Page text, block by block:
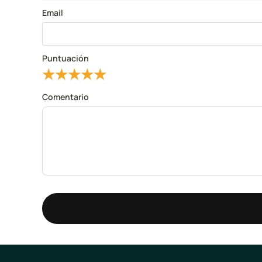
Email
Puntuación
★
★
★
★
★
Comentario